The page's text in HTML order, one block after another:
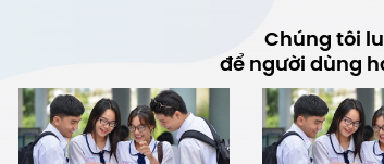
Chúng tôi
để người dùng